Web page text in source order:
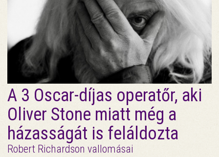
A 3 Oscar-díjas operatőr, aki
Oliver Stone miatt még a
házasságát is feláldozta
Robert Richardson vallomásai